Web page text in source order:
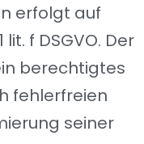
erfolgt auf
f DSGVO. Der
berechtigtes
fehlerfreien
seiner